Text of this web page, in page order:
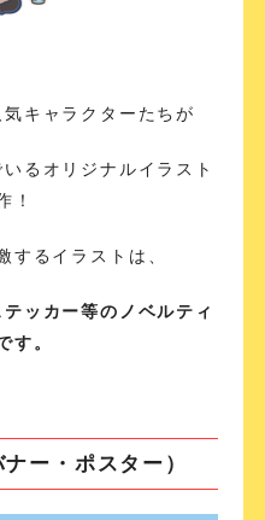
キャラクターたちが
るオリジナルイラスト
！
するイラストは、
ッカー等のノベルティ
す。
ー・ポスター）